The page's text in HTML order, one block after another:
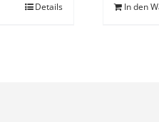
Details In den